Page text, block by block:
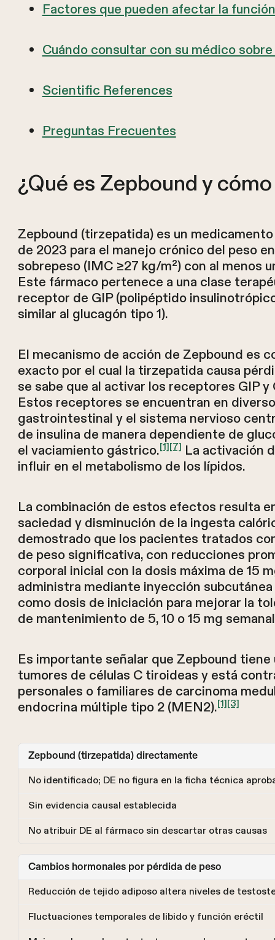
Factores que pueden afectar la
Cuándo consultar con su médico
Scientific References
Preguntas Frecuentes
¿Qué es Zepbound y
Zepbound (tirzepatida) es un
de 2023 para el manejo crónico del peso
sobrepeso (IMC ≥27 kg/m²) con al menos
Este fármaco pertenece a una clase
receptor de GIP (polipéptido
similar al glucagón tipo 1).
El mecanismo de acción de Zepbound es
exacto por el cual la tirzepatida causa
se sabe que al activar los receptores GIP
Estos receptores se encuentran en
gastrointestinal y el sistema nervioso
de insulina de manera dependiente de
el vaciamiento gástrico.[1][7] La activación
influir en el metabolismo de los lípidos.
La combinación de estos efectos resulta
saciedad y disminución de la ingesta
demostrado que los pacientes tratados
de peso significativa, con reducciones
corporal inicial con la dosis máxima de 15
administra mediante inyección
como dosis de iniciación para mejorar la
de mantenimiento de 5, 10 o 15 mg
Es importante señalar que Zepbound
tumores de células C tiroideas y está
personales o familiares de carcinoma
endocrina múltiple tipo 2 (MEN2).[1][3]
Zepbound (tirzepatida) directamente
No identificado; DE no figura en la ficha técnica
Sin evidencia causal establecida
No atribuir DE al fármaco sin descartar otras causas
Cambios hormonales por pérdida de peso
Reducción de tejido adiposo altera niveles de
Fluctuaciones temporales de libido y función eréctil